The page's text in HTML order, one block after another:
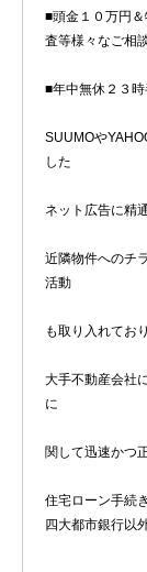
■頭金１０万円
査等様々なご相
■年中無休２３
SUUMOや
した
ネット広告に精
近隣物件へのチ
活動
も取り入れてお
大手不動産会社
に
関して迅速かつ
住宅ローン手続
四大都市銀行以